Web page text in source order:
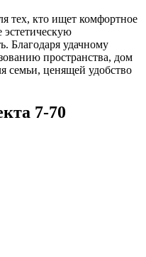
тех, кто ищет комфортное
Благодаря удачному
пространства, дом
семьи, ценящей удобство
7-70